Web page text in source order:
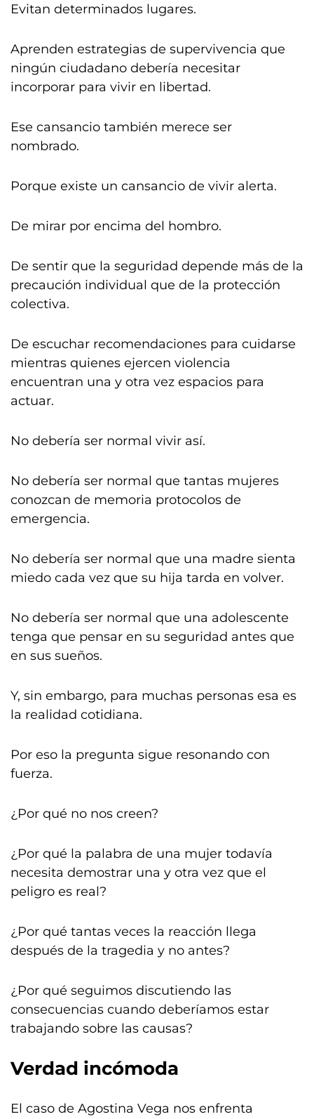
Evitan determinados lugares.
Aprenden estrategias de supervivencia que
ningún ciudadano debería necesitar
incorporar para vivir en libertad.
Ese cansancio también merece ser
nombrado.
Porque existe un cansancio de vivir alerta.
De mirar por encima del hombro.
De sentir que la seguridad depende más de la
precaución individual que de la protección
colectiva.
De escuchar recomendaciones para cuidarse
mientras quienes ejercen violencia
encuentran una y otra vez espacios para
actuar.
No debería ser normal vivir así.
No debería ser normal que tantas mujeres
conozcan de memoria protocolos de
emergencia.
No debería ser normal que una madre sienta
miedo cada vez que su hija tarda en volver.
No debería ser normal que una adolescente
tenga que pensar en su seguridad antes que
en sus sueños.
Y, sin embargo, para muchas personas esa es
la realidad cotidiana.
Por eso la pregunta sigue resonando con
fuerza.
¿Por qué no nos creen?
¿Por qué la palabra de una mujer todavía
necesita demostrar una y otra vez que el
peligro es real?
¿Por qué tantas veces la reacción llega
después de la tragedia y no antes?
¿Por qué seguimos discutiendo las
consecuencias cuando deberíamos estar
trabajando sobre las causas?
Verdad incómoda
El caso de Agostina Vega nos enfrenta